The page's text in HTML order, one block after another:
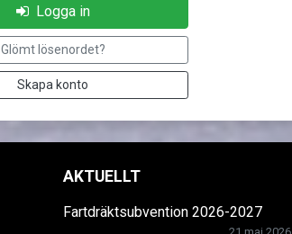
Logga in
Glömt lösenordet?
Skapa konto
AKTUELLT
Fartdräktsubvention 2026-2027